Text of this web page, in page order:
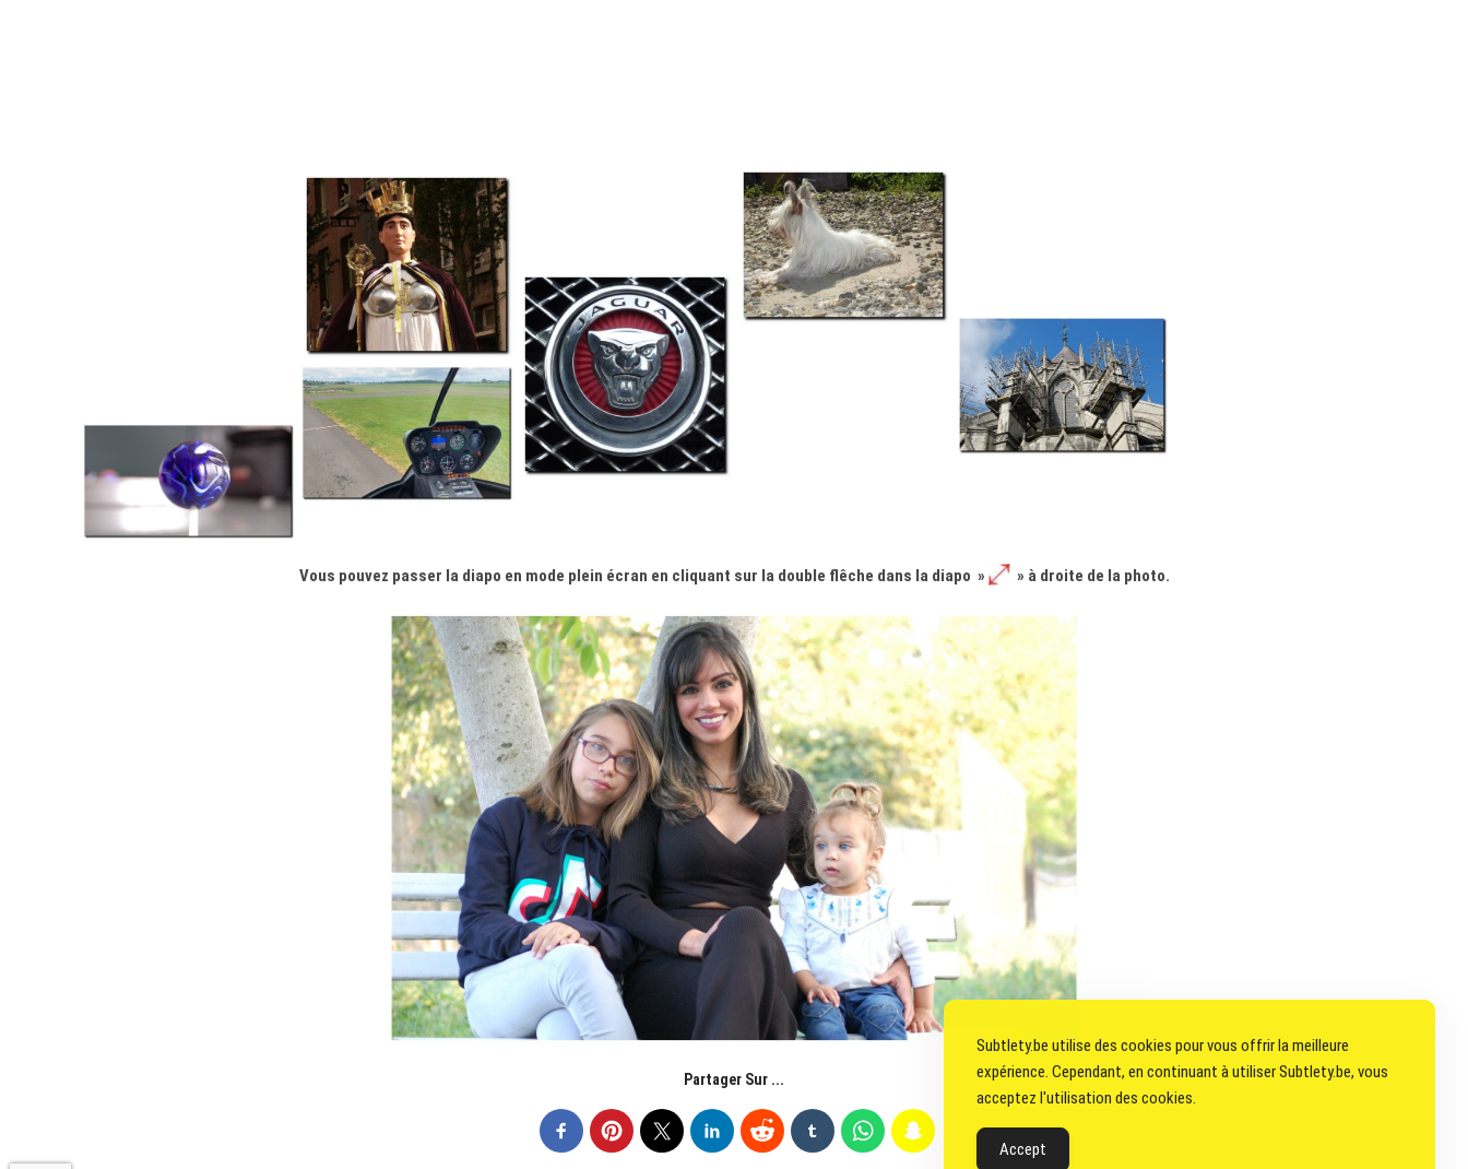
Vous pouvez passer la diapo en mode plein écran en cliquant sur la double flêche dans la diapo » » à droite de la photo.
Partager Sur ...
Subtlety.be utilise des cookies pour vous offrir la meilleure
expérience. Cependant, en continuant à utiliser Subtlety.be, vous
acceptez l'utilisation des cookies.
Accept